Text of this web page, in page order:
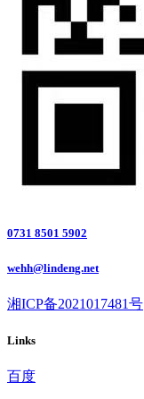
0731 8501 5902
wehh@lindeng.net
湘ICP备2021017481号
Links
百度